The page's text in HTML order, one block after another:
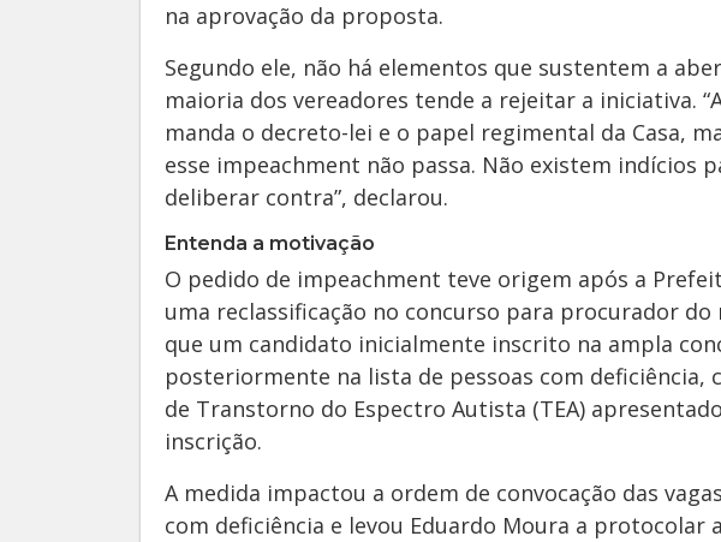
na aprovação da proposta.
Segundo ele, não há elementos que sustentem a
maioria dos vereadores tende a rejeitar a iniciativa.
manda o decreto-lei e o papel regimental da Casa,
esse impeachment não passa. Não existem indícios
deliberar contra”, declarou.
Entenda a motivação
O pedido de impeachment teve origem após a
uma reclassificação no concurso para procurador
que um candidato inicialmente inscrito na ampla
posteriormente na lista de pessoas com deficiência,
de Transtorno do Espectro Autista (TEA)
inscrição.
A medida impactou a ordem de convocação das
com deficiência e levou Eduardo Moura a protocolar